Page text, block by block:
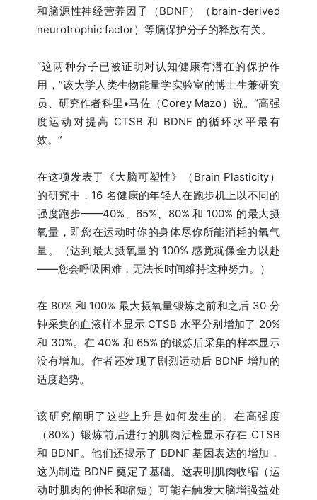
和脑源性神经营养因子（BDNF）（brain-derived
neurotrophic factor）等脑保护分子的释放有关。
“这两种分子已被证明对认知健康有潜在的保护作
用，”该大学人类生物能量学实验室的博士生兼研究
员、研究作者科里•马佐（Corey Mazo）说。“高强
度运动对提高 CTSB 和 BDNF 的循环水平最有
效。”
在这项发表于《大脑可塑性》（Brain Plasticity）
的研究中，16 名健康的年轻人在跑步机上以不同的
强度跑步——40%、65%、80% 和 100% 的最大摄
氧量，即您在运动时你的身体尽你所能消耗的氧气
量。（达到最大摄氧量的 100% 感觉就像全力以赴
——您会呼吸困难，无法长时间维持这种努力。）
在 80% 和 100% 最大摄氧量锻炼之前和之后 30 分
钟采集的血液样本显示 CTSB 水平分别增加了 20%
和 30%。在 40% 和 65% 的锻炼后采集的样本显示
没有增加。作者还发现了剧烈运动后 BDNF 增加的
适度趋势。
该研究阐明了这些上升是如何发生的。在高强度
（80%）锻炼前后进行的肌肉活检显示存在 CTSB
和 BDNF。他们还揭示了 BDNF 基因表达的增加，
这为制造 BDNF 奠定了基础。这表明肌肉收缩（运
动时肌肉的伸长和缩短）可能在触发大脑增强益处